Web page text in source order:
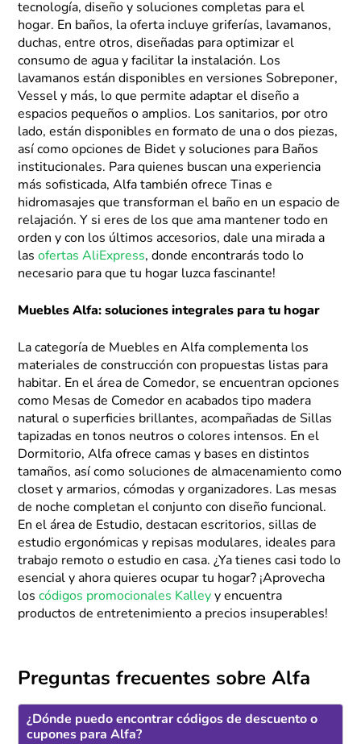
tecnología, diseño y soluciones completas para el
hogar. En baños, la oferta incluye griferías, lavamanos,
duchas, entre otros, diseñadas para optimizar el
consumo de agua y facilitar la instalación. Los
lavamanos están disponibles en versiones Sobreponer,
Vessel y más, lo que permite adaptar el diseño a
espacios pequeños o amplios. Los sanitarios, por otro
lado, están disponibles en formato de una o dos piezas,
así como opciones de Bidet y soluciones para Baños
institucionales. Para quienes buscan una experiencia
más sofisticada, Alfa también ofrece Tinas e
hidromasajes que transforman el baño en un espacio de
relajación. Y si eres de los que ama mantener todo en
orden y con los últimos accesorios, dale una mirada a
lasofertas AliExpress, donde encontrarás todo lo
necesario para que tu hogar luzca fascinante!
Muebles Alfa: soluciones integrales para tu hogar
La categoría de Muebles en Alfa complementa los
materiales de construcción con propuestas listas para
habitar. En el área de Comedor, se encuentran opciones
como Mesas de Comedor en acabados tipo madera
natural o superficies brillantes, acompañadas de Sillas
tapizadas en tonos neutros o colores intensos. En el
Dormitorio, Alfa ofrece camas y bases en distintos
tamaños, así como soluciones de almacenamiento como
closet y armarios, cómodas y organizadores. Las mesas
de noche completan el conjunto con diseño funcional.
En el área de Estudio, destacan escritorios, sillas de
estudio ergonómicas y repisas modulares, ideales para
trabajo remoto o estudio en casa. ¿Ya tienes casi todo lo
esencial y ahora quieres ocupar tu hogar? ¡Aprovecha
loscódigos promocionales Kalley y encuentra
productos de entretenimiento a precios insuperables!
Preguntas frecuentes sobre Alfa
¿Dónde puedo encontrar códigos de descuento o
cupones para Alfa?